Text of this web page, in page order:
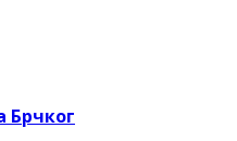
Брчког